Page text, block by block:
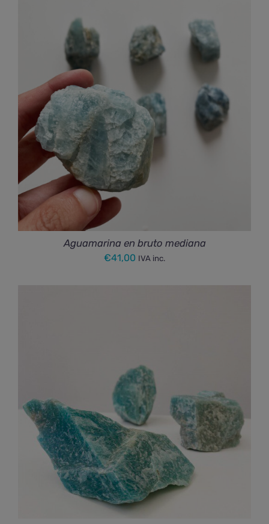
€4,50
hasta
Aguamarina en bruto mediana
€41,00 IVA inc.